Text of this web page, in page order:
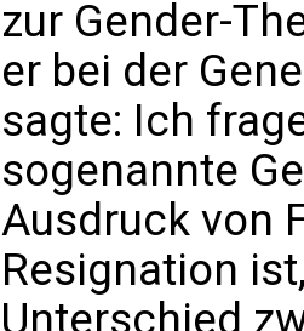
zur Gender-
er bei der
sagte: Ich
sogenannte
Ausdruck von
Resignation
Unterschied